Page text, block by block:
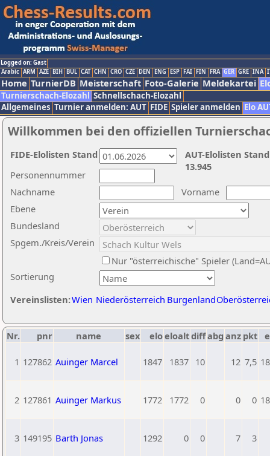
Logged on: Gast
Arabic ARM AZE BIH BUL CAT CHN CRO CZE DEN ENG ESP FAI FIN FRA GER GRE INA
Home TurnierDB Meisterschaft Foto-Galerie Meldekartei
Turnierschach-Elozahl Schnellschach-Elozahl
Allgemeines Turnier anmelden: AUT FIDE Spieler anmelden Elo
Willkommen bei den offiziellen
Nachname
Vorname
Ebene
Sortierung
Personennummer
Bundesland
Spgem./Kreis/Verein
Nur "österreichische" Spieler
Vereinslisten:Wien Niederösterreich Burgenland
AUT-Elolisten
13.945
FIDE-Elolisten Stand
Nr. pnr name sex eloeloaltdiffabg anz pkt
1 127862 Auinger Marcel 1847 1837 10 12 7,5
2 127861 Auinger Markus 1772 1772 0 0 0
3 149195 Barth Jonas 1292 0 0 7 3